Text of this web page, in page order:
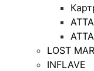
LOST
INFLAVE